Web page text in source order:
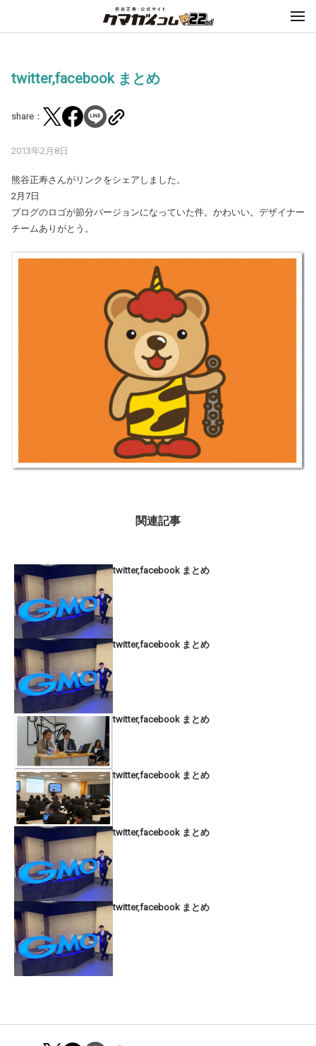
twitter,facebook まとめ
share：
2013年2月8日
熊谷正寿さんがリンクをシェアしました。
2月7日
ブログのロゴが節分バージョンになっていた件。かわいい。デザイナー
チームありがとう。
関連記事
twitter,facebook まとめ
twitter,facebook まとめ
twitter,facebook まとめ
twitter,facebook まとめ
twitter,facebook まとめ
twitter,facebook まとめ